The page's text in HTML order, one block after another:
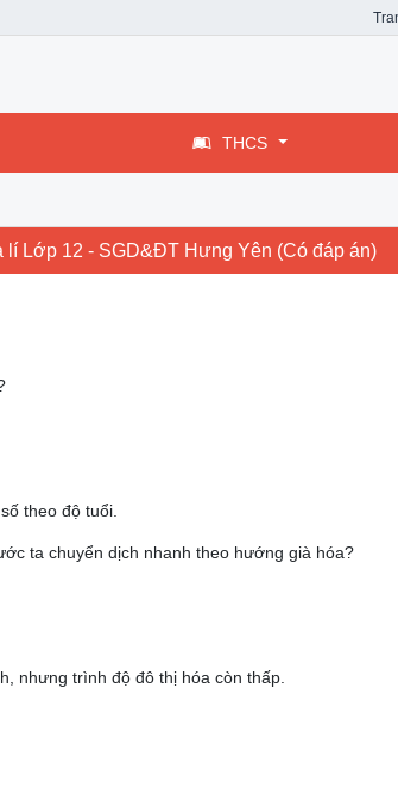
THCS
Lớp 12 - SGD&ĐT Hưng Yên (Có đáp án)
theo độ tuổi.
ta chuyển dịch nhanh theo hướng già hóa?
nhưng trình độ đô thị hóa còn thấp.